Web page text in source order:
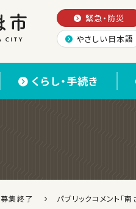
緊急・防災
やさしい日本語
くらし・手続き
募集終了 パブリックコメント「